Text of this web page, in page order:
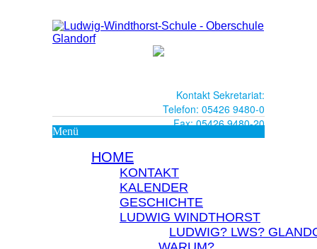
Kontakt Sekretariat:
Telefon: 05426 9480-0
Fax: 05426 9480-20
Menü
HOME
KONTAKT
KALENDER
GESCHICHTE
LUDWIG WINDTHORST
LUDWIG? LWS?